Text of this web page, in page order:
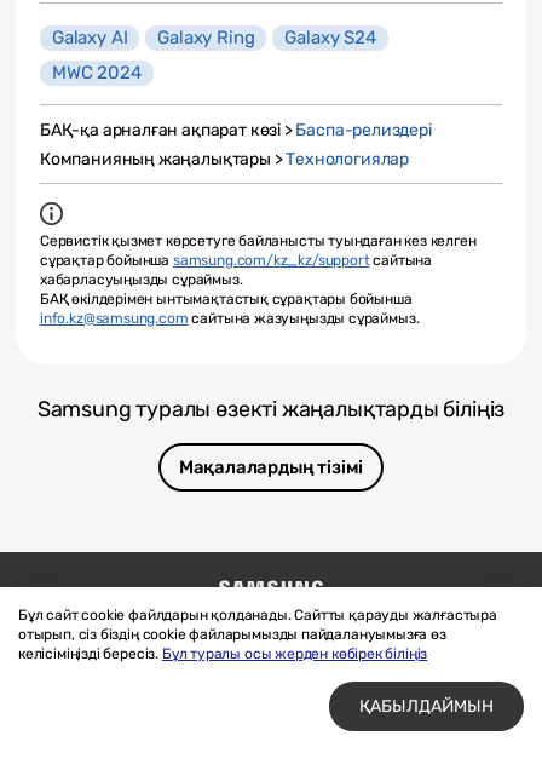
Бұл сайт cookie файлдарын қолданады. Сайтты қарауды жалғастыра
отырып, сіз біздің cookie файларымызды пайдалануымызға өз
келісіміңізді бересіз. Бұл туралы осы жерден көбірек біліңіз
ҚАБЫЛДАЙМЫН
Galaxy AI Galaxy Ring
Galaxy S24
MWC 2024
БАҚ-қа арналған ақпарат көзі >Баспа-релиздері
Компанияның жаңалықтары >Технологиялар
Сервистік қызмет көрсетуге байланысты туындаған кез келген
сұрақтар бойынша samsung.com/kz_kz/supportсайтына
хабарласуыңызды сұраймыз.
БАҚ өкілдерімен ынтымақтастық сұрақтары бойынша
info.kz@samsung.com сайтына жазуыңызды сұраймыз.
Samsung туралы өзекті жаңалықтарды біліңіз
Мақалалардың тізімі
Бізге жазыңыз
SAMSUNG.COM
Материалдарды пайдалану шарттары